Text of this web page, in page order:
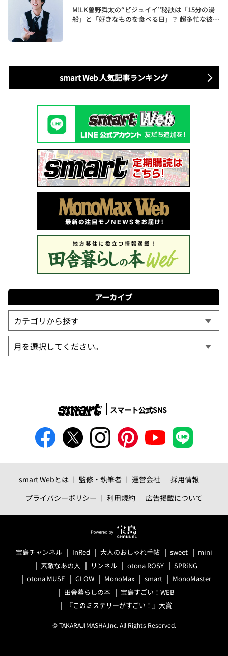
M!LK曽野舜太の“ビジュイイ”秘訣は「15分の湯
船」と「好きなものを食べる日」？ 超多忙な彼が
smart Web 人気記事ランキング
アーカイブ
スマート公式SNS
smart Webとは 監修・執筆者 運営会社
採用情報
プライバシーポリシー
利用規約 広告掲載について
宝島チャンネル InRed 大人のおしゃれ手帖 sweet
mini
素敵なあの人
リンネル otona ROSY
SPRiNG
otona MUSE
GLOW MonoMax smart
MonoMaster
田舎暮らしの本
宝島すごい！WEB
『このミステリーがすごい！』大賞
© TAKARAJIMASHA,Inc. All Rights Reserved.